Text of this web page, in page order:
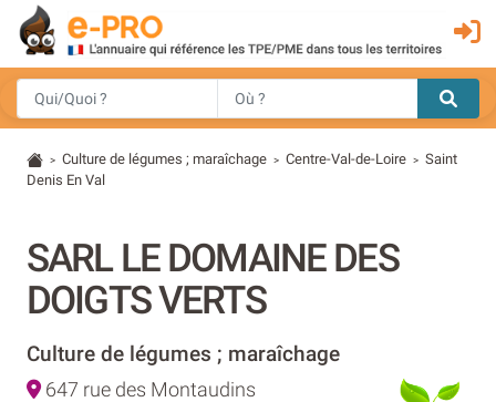
> Culture de légumes ; maraîchage > Centre-Val-de-Loire > Saint
Denis En Val
SARL LE DOMAINE DES
DOIGTS VERTS
Culture de légumes ; maraîchage
647 rue des Montaudins